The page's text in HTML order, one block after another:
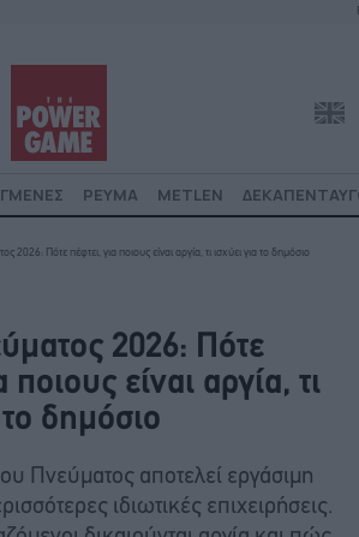
ΡΕΥΜΑ METLEN
2026: Πότε πέφτει, για ποιους είναι αργία, τι ισχύει για το δημόσιο
2026: Πότε
ποιους είναι αργία, τι
το δημόσιο
Πνεύματος αποτελεί εργάσιμη
ιδιωτικές επιχειρήσεις.